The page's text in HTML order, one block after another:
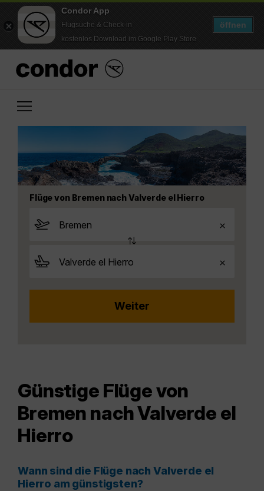
Condor App
Flugsuche & Check-in
kostenlos Download im Google Play Store
öffnen
Flüge von Bremen nach Valverde el Hierro
Günstige Flüge von
Bremen nach Valverde el
Hierro
Wann sind die Flüge nach Valverde el
Hierro am günstigsten?